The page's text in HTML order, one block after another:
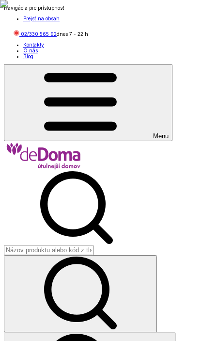
Navigácia pre prístupnosť
Prejsť na obsah
02/330 565 92dnes 7 - 22 h
Kontakty
O nás
Blog
Menu